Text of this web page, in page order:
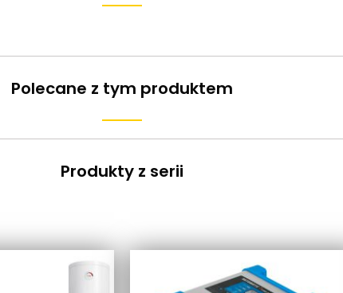
Polecane z tym produktem
Produkty z serii